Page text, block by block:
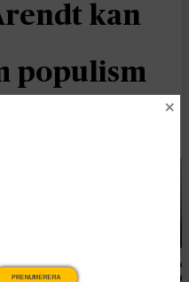
kan
populism
PRENUMERERA